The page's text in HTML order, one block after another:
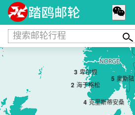
搜索邮轮行程
2 海于格松
3 卑尔根
4 克里斯蒂安桑
5 奥斯陆